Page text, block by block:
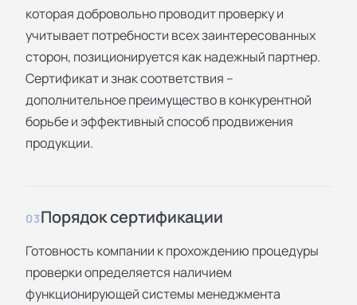
которая добровольно проводит проверку и
учитывает потребности всех заинтересованных
сторон, позиционируется как надежный партнер.
Сертификат и знак соответствия –
дополнительное преимущество в конкурентной
борьбе и эффективный способ продвижения
продукции.
03Порядок сертификации
Готовность компании к прохождению процедуры
проверки определяется наличием
функционирующей системы менеджмента